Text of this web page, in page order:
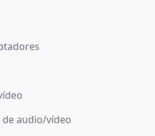
audio/vídeo